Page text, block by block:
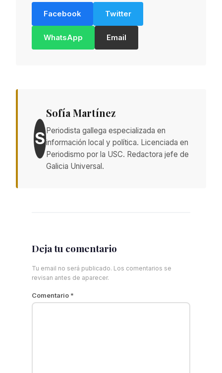
Facebook Twitter
WhatsApp Email
S
Sofía Martínez
Periodista gallega especializada en
información local y política. Licenciada en
Periodismo por la USC. Redactora jefe de
Galicia Universal.
Deja tu comentario
Tu email no será publicado. Los comentarios se
revisan antes de aparecer.
Comentario *